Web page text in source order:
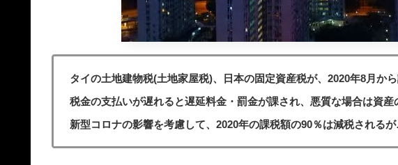
タイの土地建物税(土地家屋税)、日本の固定資産税が、2020年8月か
税金の支払いが遅れると遅延料金・罰金が課され、悪質な場合は資産
新型コロナの影響を考慮して、2020年の課税額の90％は減税される